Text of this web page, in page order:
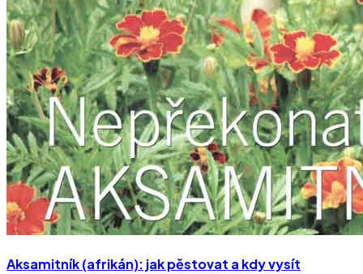
Aksamitník (afrikán): jak pěstovat a kdy vysít